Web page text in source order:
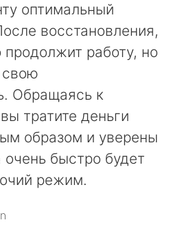
оптимальный
восстановления,
продолжит работу, но
свою
Обращаясь к
тратите деньги
образом и уверены
очень быстро будет
режим.